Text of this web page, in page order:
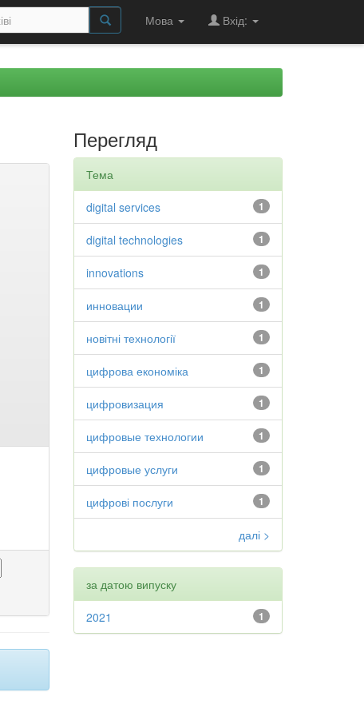
Мова Вхід:
Перегляд
Тема
1
digital services
1
digital technologies
1
innovations
1
инновации
1
новітні технології
1
цифрова економіка
1
цифровизация
1
цифровые технологии
1
цифровые услуги
1
цифрові послуги
далі >
за датою випуску
1
2021